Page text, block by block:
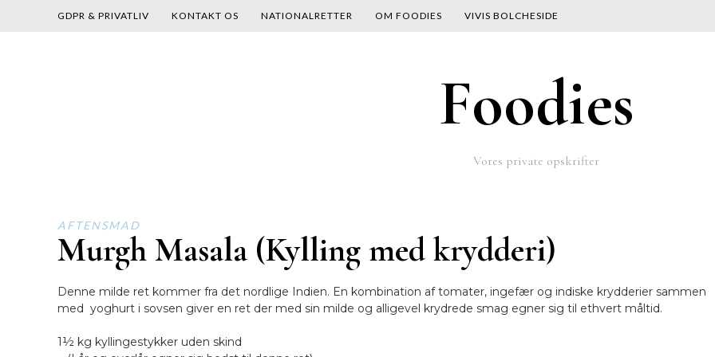
GDPR & PRIVATLIV KONTAKT OS NATIONALRETTER OM FOODIES VIVIS BOLCHESIDE
Foodies
Vores private opskrifter
AFTENSMAD
Murgh Masala (Kylling med krydderi)
Denne milde ret kommer fra det nordlige Indien. En kombination af tomater, ingefær og indiske krydderier sammen
med yoghurt i sovsen giver en ret der med sin milde og alligevel krydrede smag egner sig til ethvert måltid.
1½ kg kyllingestykker uden skind